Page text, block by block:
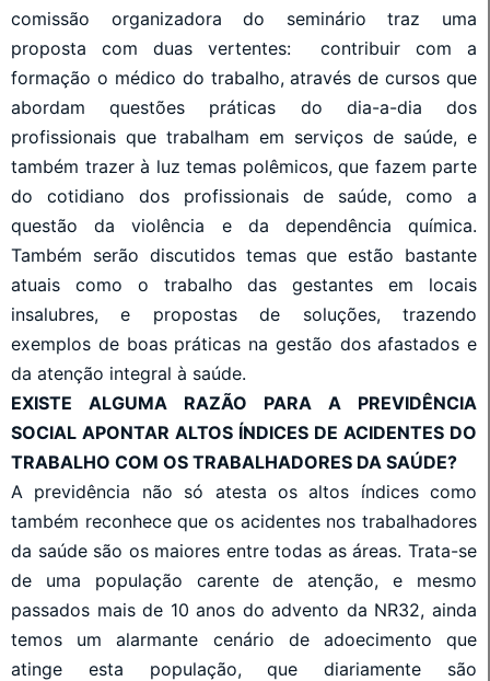
comissão organizadora do seminário traz uma
proposta com duas vertentes: contribuir com a
formação o médico do trabalho, através de cursos que
abordam questões práticas do dia-a-dia dos
profissionais que trabalham em serviços de saúde, e
também trazer à luz temas polêmicos, que fazem parte
do cotidiano dos profissionais de saúde, como a
questão da violência e da dependência química.
Também serão discutidos temas que estão bastante
atuais como o trabalho das gestantes em locais
insalubres, e propostas de soluções, trazendo
exemplos de boas práticas na gestão dos afastados e
da atenção integral à saúde.
EXISTE ALGUMA RAZÃO PARA A PREVIDÊNCIA
SOCIAL APONTAR ALTOS ÍNDICES DE ACIDENTES DO
TRABALHO COM OS TRABALHADORES DA SAÚDE?
A previdência não só atesta os altos índices como
também reconhece que os acidentes nos trabalhadores
da saúde são os maiores entre todas as áreas. Trata-se
de uma população carente de atenção, e mesmo
passados mais de 10 anos do advento da NR32, ainda
temos um alarmante cenário de adoecimento que
atinge esta população, que diariamente são